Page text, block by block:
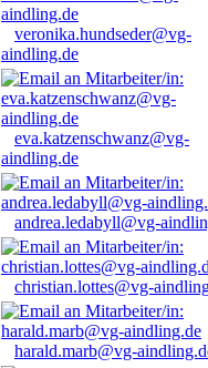
veronika.hundseder@vg-
aindling.de
eva.katzenschwanz@vg-
aindling.de
andrea.ledabyll@vg-
christian.lottes@vg-
harald.marb@vg-